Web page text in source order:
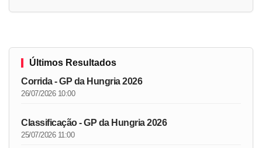
Últimos Resultados
Corrida - GP da Hungria 2026
26/07/2026 10:00
Classificação - GP da Hungria 2026
25/07/2026 11:00